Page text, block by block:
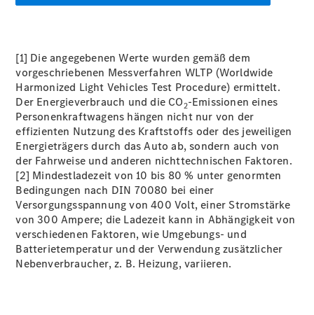
Benz Store
EQV Elektrisch
Konfigurator
Mercedes-
Benz Store
Mercedes-Benz Pkw
Konfigurator
[1] Die angegebenen Werte wurden gemäß dem
vorgeschriebenen Messverfahren WLTP (Worldwide
Harmonized Light Vehicles Test Procedure) ermittelt.
Der Energieverbrauch und die CO2-Emissionen eines
Personenkraftwagens hängen nicht nur von der
effizienten Nutzung des Kraftstoffs oder des jeweiligen
Energieträgers durch das Auto ab, sondern auch von
der Fahrweise und anderen nichttechnischen Faktoren.
[2] Mindestladezeit von 10 bis 80 % unter genormten
Bedingungen nach DIN 70080 bei einer
Versorgungsspannung von 400 Volt, einer Stromstärke
von 300 Ampere; die Ladezeit kann in Abhängigkeit von
verschiedenen Faktoren, wie Umgebungs- und
Batterietemperatur und der Verwendung zusätzlicher
Nebenverbraucher, z. B. Heizung, variieren.